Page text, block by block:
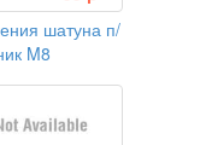
шатуна п/
M8